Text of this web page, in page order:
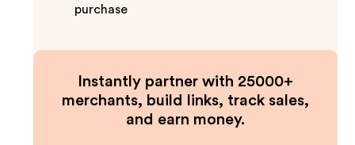
purchase
Instantly partner with 25000+
merchants, build links, track sales,
and earn money.